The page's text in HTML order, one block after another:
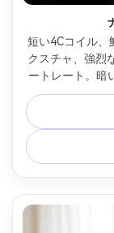
短い4Cコイル、
クスチャ、強烈
ートレート。暗
います。夜の
ンのネオン照明
オフセンターフ
ド、シャー